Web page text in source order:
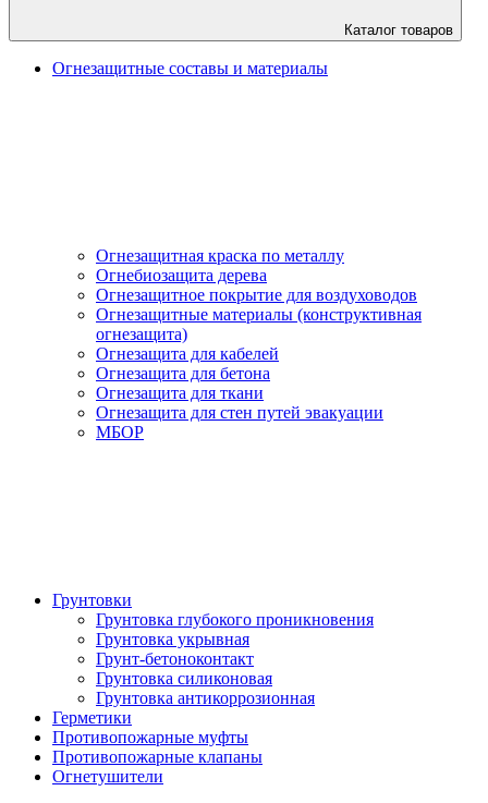
Каталог товаров
Огнезащитные составы и материалы
Огнезащитная краска по металлу
Огнебиозащита дерева
Огнезащитное покрытие для воздуховодов
Огнезащитные материалы (конструктивная
огнезащита)
Огнезащита для кабелей
Огнезащита для бетона
Огнезащита для ткани
Огнезащита для стен путей эвакуации
МБОР
Грунтовки
Грунтовка глубокого проникновения
Грунтовка укрывная
Грунт-бетоноконтакт
Грунтовка силиконовая
Грунтовка антикоррозионная
Герметики
Противопожарные муфты
Противопожарные клапаны
Огнетушители